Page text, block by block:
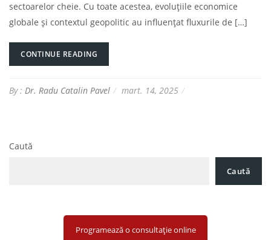
sectoarelor cheie. Cu toate acestea, evoluțiile economice
globale și contextul geopolitic au influențat fluxurile de […]
CONTINUE READING
By : Dr. Radu Catalin Pavel mart. 14, 2025
Caută
Caută
Programează o consultație online